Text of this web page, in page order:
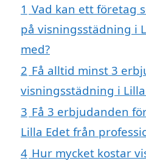
1 Vad kan ett företag
på visningsstädning i
med?
2 Få alltid minst 3
visningsstädning i
3 Få 3 erbjudanden
Lilla Edet från
4 Hur mycket kostar